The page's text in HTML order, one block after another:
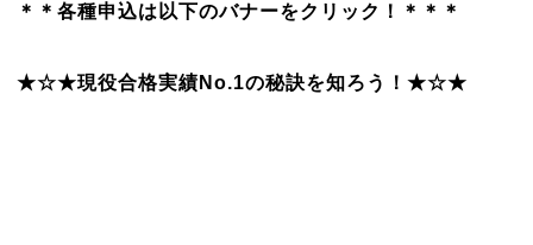
＊＊各種申込は以下のバナーをクリック！＊＊＊
★☆★現役合格実績No.1の秘訣を知ろう！★☆★